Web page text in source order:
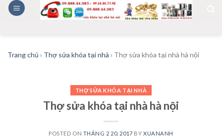
Skip
Trang chủ › Thợ sửa khóa tại nhà › Thợ sửa khóa tại nhà hà nội
THỢ SỬA KHÓA TẠI NHÀ
Thợ sửa khóa tại nhà hà nội
POSTED ON THÁNG 2 20, 2017 BY XUANANH